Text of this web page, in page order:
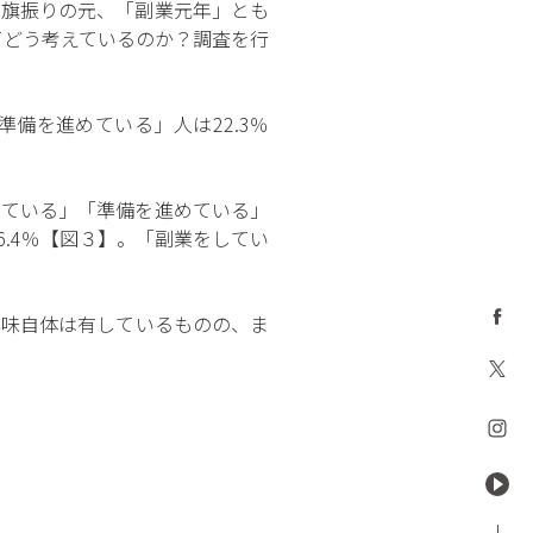
振りの元、「副業元年」とも
う考えているのか？調査を行
備を進めている」人は22.3％
いる」「準備を進めている」
％【図３】。「副業をしてい
自体は有しているものの、ま